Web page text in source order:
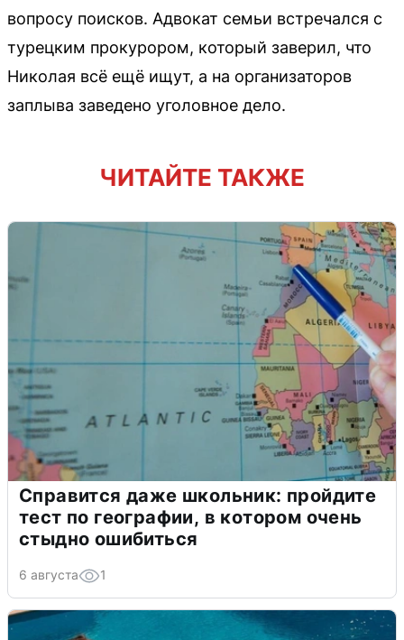
вопросу поисков. Адвокат семьи встречался с
турецким прокурором, который заверил, что
Николая всё ещё ищут, а на организаторов
заплыва заведено уголовное дело.
ЧИТАЙТЕ ТАКЖЕ
Справится даже школьник: пройдите
тест по географии, в котором очень
стыдно ошибиться
6 августа 1